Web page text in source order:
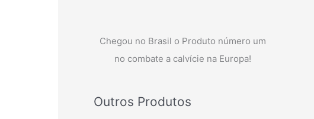
Chegou no Brasil o Produto número um
no combate a calvície na Europa!
Outros Produtos